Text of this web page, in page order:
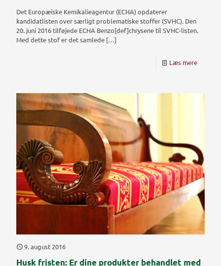
Det Europæiske Kemikalieagentur (ECHA) opdaterer
kandidatlisten over særligt problematiske stoffer (SVHC). Den
20. juni 2016 tilføjede ECHA Benzo[def]chrysene til SVHC-listen.
Med dette stof er det samlede […]
Læs mere
9. august 2016
Husk fristen: Er dine produkter behandlet med